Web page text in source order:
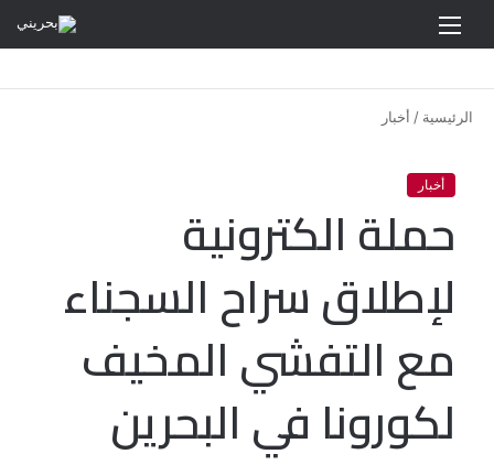
الرئيسية / أخبار
أخبار
حملة الكترونية
لإطلاق سراح السجناء
مع التفشي المخيف
لكورونا في البحرين